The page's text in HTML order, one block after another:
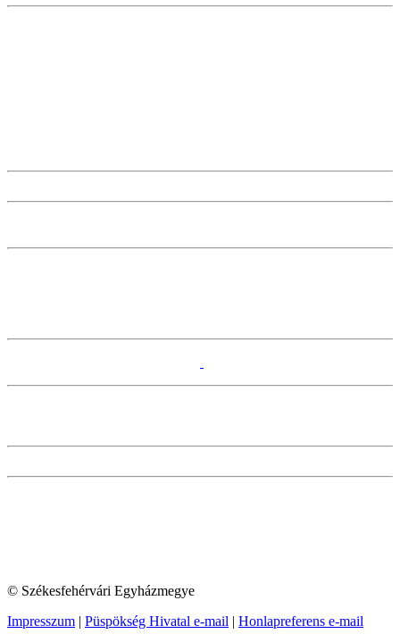
© Székesfehérvári Egyházmegye
Impresszum | Püspökség Hivatal e-mail | Honlapreferens e-mail